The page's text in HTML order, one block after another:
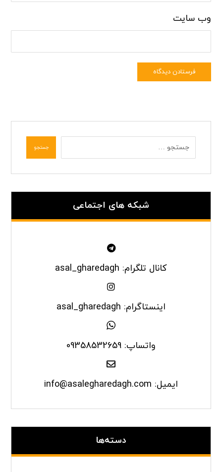
وب‌ سایت
فرستادن دیدگاه
جستجو
شبکه های اجتماعی
کانال تلگرام: asal_gharedagh
اینستاگرام: asal_gharedagh
واتساپ: 09358532659
ایمیل: info@asalegharedagh.com
دسته‌ها